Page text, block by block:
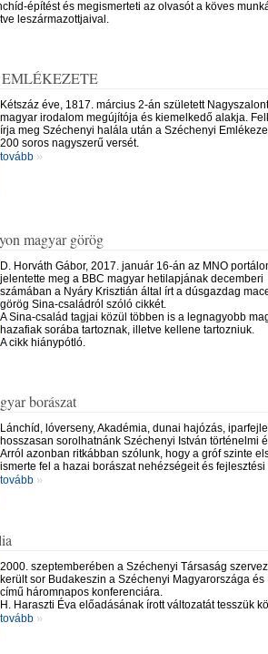
építést és megismerteti az olvasót a köves
leszármazottjaival.
Kétszáz éve, 1817. március 2-án született
magyar irodalom megújítója és kiemelkedő alakja.
írja meg Széchenyi halála után a Széchenyi
200 soros nagyszerű versét.
tovább »
magyar görög
D. Horváth Gábor, 2017. január 16-án az MNO
jelentette meg a BBC magyar hetilapjának decemberi
számában a Nyáry Krisztián által írt a dúsgazdag
görög Sina-családról szóló cikkét.
A Sina-család tagjai közül többen is a legnagyobb
hazafiak sorába tartoznak, illetve kellene tartozniuk.
A cikk hiánypótló.
borászat
Lánchíd, lóverseny, Akadémia, dunai hajózás,
hosszasan sorolhatnánk Széchenyi István történelmi
Arról azonban ritkábban szólunk, hogy a gróf szinte
ismerte fel a hazai borászat nehézségeit és fejlesztési
tovább »
2000. szeptemberében a Széchenyi Társaság
került sor Budakeszin a Széchenyi Magyarországa és
című háromnapos konferenciára.
H. Haraszti Éva előadásának írott változatát tesszük
tovább »